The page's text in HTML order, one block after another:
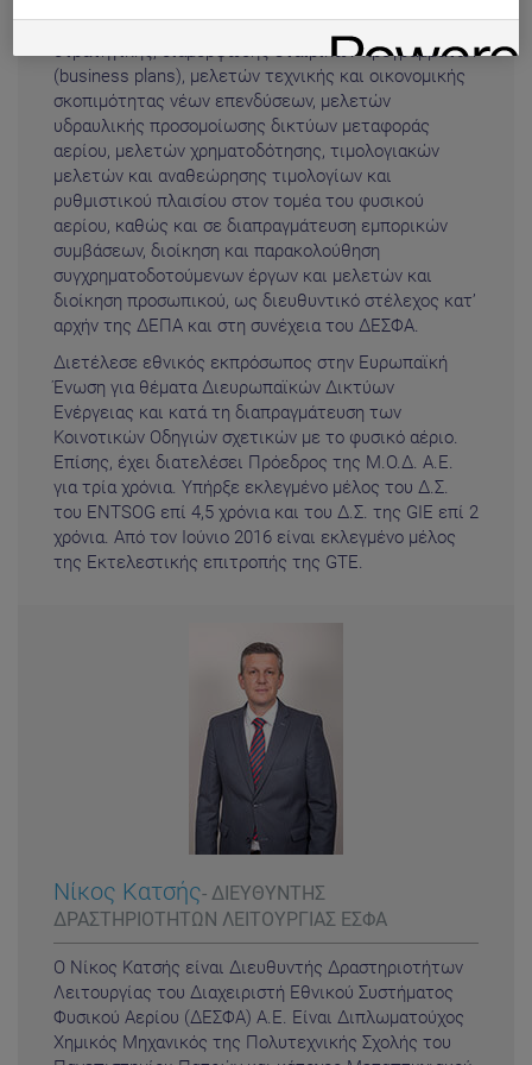
έχει 26ετή εμπειρία σε θέματα διαμόρφωσης
στρατηγικής, διαμόρφωσης εταιρικών προγραμμάτων
(business plans), μελετών τεχνικής και οικονομικής
σκοπιμότητας νέων επενδύσεων, μελετών
υδραυλικής προσομοίωσης δικτύων μεταφοράς
αερίου, μελετών χρηματοδότησης, τιμολογιακών
μελετών και αναθεώρησης τιμολογίων και
ρυθμιστικού πλαισίου στον τομέα του φυσικού
αερίου, καθώς και σε διαπραγμάτευση εμπορικών
συμβάσεων, διοίκηση και παρακολούθηση
συγχρηματοδοτούμενων έργων και μελετών και
διοίκηση προσωπικού, ως διευθυντικό στέλεχος κατ’
αρχήν της ΔΕΠΑ και στη συνέχεια του ΔΕΣΦΑ.
Διετέλεσε εθνικός εκπρόσωπος στην Ευρωπαϊκή
Ένωση για θέματα Διευρωπαϊκών Δικτύων
Ενέργειας και κατά τη διαπραγμάτευση των
Κοινοτικών Οδηγιών σχετικών με το φυσικό αέριο.
Επίσης, έχει διατελέσει Πρόεδρος της Μ.Ο.Δ. Α.Ε.
για τρία χρόνια. Υπήρξε εκλεγμένο μέλος του Δ.Σ.
του ΕNTSOG επί 4,5 χρόνια και του Δ.Σ. της GIE επί 2
χρόνια. Από τον Ιούνιο 2016 είναι εκλεγμένο μέλος
της Εκτελεστικής επιτροπής της GTE.
Νίκος Κατσής- ΔΙΕΥΘΥΝΤΗΣ
ΔΡΑΣΤΗΡΙΟΤΗΤΩΝ ΛΕΙΤΟΥΡΓΙΑΣ ΕΣΦΑ
Ο Νίκος Κατσής είναι Διευθυντής Δραστηριοτήτων
Λειτουργίας του Διαχειριστή Εθνικού Συστήματος
Φυσικού Αερίου (ΔΕΣΦΑ) Α.Ε. Είναι Διπλωματούχος
Χημικός Μηχανικός της Πολυτεχνικής Σχολής του